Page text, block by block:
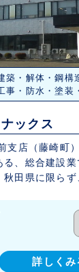
築・解体・鋼構
事・防水・塗装
ックス
る、総合建設
田県に限らず
詳しくみ